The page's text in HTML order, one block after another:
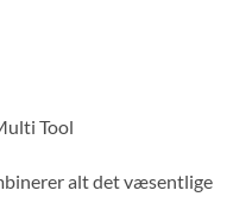
Tool
alt det væsentlige